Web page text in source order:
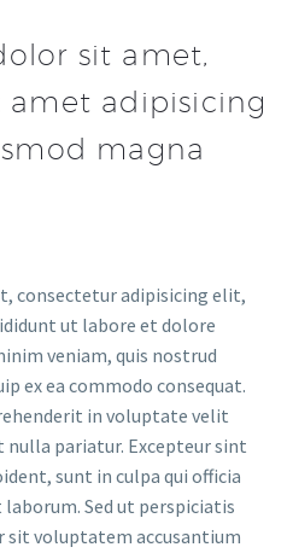
sit amet,
amet adipisicing
magna
consectetur adipisicing elit,
ut labore et dolore
veniam, quis nostrud
ex ea commodo consequat.
in voluptate velit
nulla pariatur. Excepteur sint
sunt in culpa qui officia
Sed ut perspiciatis
sit voluptatem accusantium